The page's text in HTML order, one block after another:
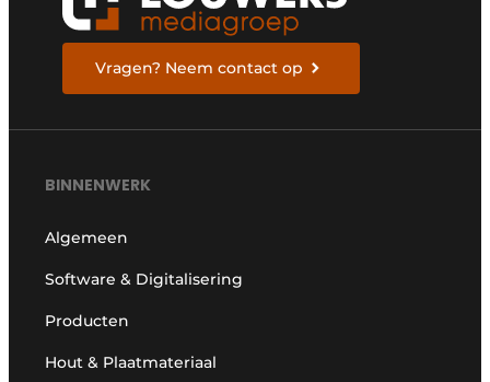
Vragen? Neem contact op
BINNENWERK
Algemeen
Software & Digitalisering
Producten
Hout & Plaatmateriaal